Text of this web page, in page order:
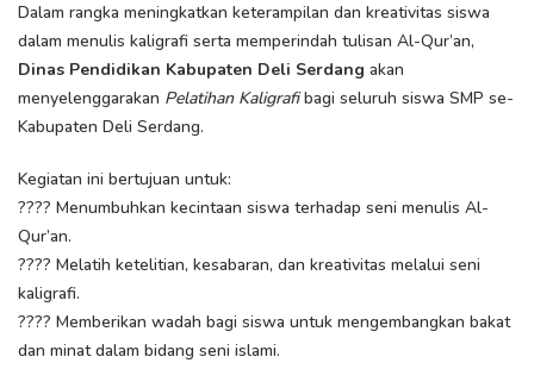
Dalam rangka meningkatkan keterampilan dan kreativitas siswa
dalam menulis kaligrafi serta memperindah tulisan Al-Qur’an,
Dinas Pendidikan Kabupaten Deli Serdang akan
menyelenggarakan Pelatihan Kaligrafibagi seluruh siswa SMP se-
Kabupaten Deli Serdang.
Kegiatan ini bertujuan untuk:
???? Menumbuhkan kecintaan siswa terhadap seni menulis Al-
Qur’an.
???? Melatih ketelitian, kesabaran, dan kreativitas melalui seni
kaligrafi.
???? Memberikan wadah bagi siswa untuk mengembangkan bakat
dan minat dalam bidang seni islami.